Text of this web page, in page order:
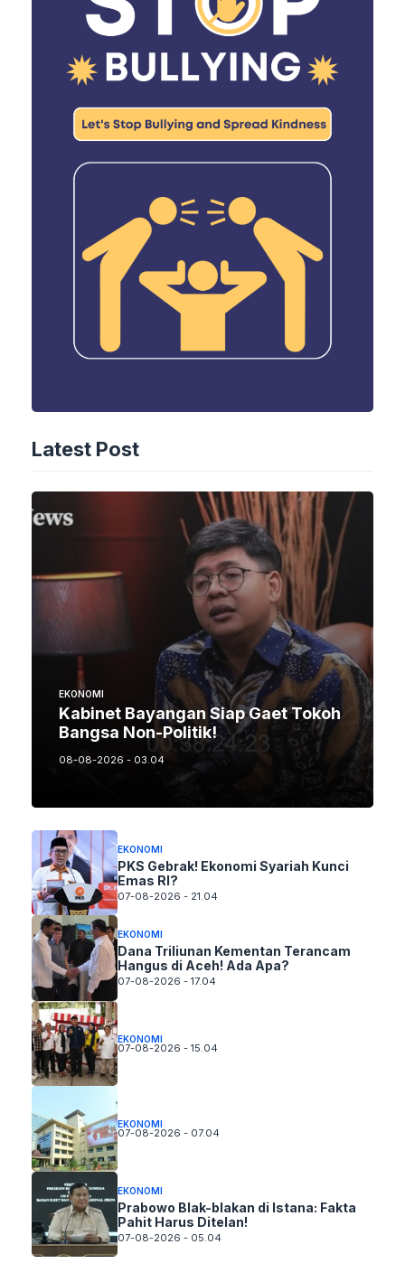
Latest Post
EKONOMI
Kabinet Bayangan Siap Gaet Tokoh
Bangsa Non-Politik!
08-08-2026 - 03.04
EKONOMI
PKS Gebrak! Ekonomi Syariah Kunci
Emas RI?
07-08-2026 - 21.04
EKONOMI
Dana Triliunan Kementan Terancam
Hangus di Aceh! Ada Apa?
07-08-2026 - 17.04
EKONOMI
07-08-2026 - 15.04
EKONOMI
07-08-2026 - 07.04
EKONOMI
Prabowo Blak-blakan di Istana: Fakta
Pahit Harus Ditelan!
07-08-2026 - 05.04